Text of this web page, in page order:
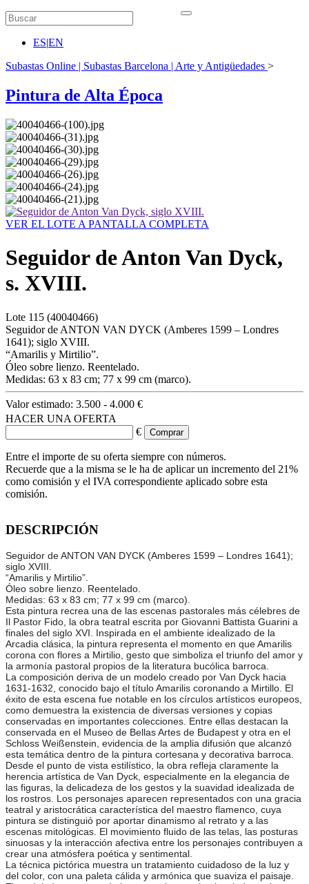
ES|EN
Subastas Online | Subastas Barcelona | Arte y Antigüedades >
Pintura de Alta Época
VER EL LOTE A PANTALLA COMPLETA
Seguidor de Anton Van Dyck,
s. XVIII.
Lote 115 (40040466)
Seguidor de ANTON VAN DYCK (Amberes 1599 – Londres
1641); siglo XVIII.
“Amarilis y Mirtilio”.
Óleo sobre lienzo. Reentelado.
Medidas: 63 x 83 cm; 77 x 99 cm (marco).
Valor estimado: 3.500 - 4.000 €
HACER UNA OFERTA
€
Entre el importe de su oferta siempre con números.
Recuerde que a la misma se le ha de aplicar un incremento del 21%
como comisión y el IVA correspondiente aplicado sobre esta
comisión.
DESCRIPCIÓN
Seguidor de ANTON VAN DYCK (Amberes 1599 – Londres 1641);
siglo XVIII.
“Amarilis y Mirtilio”.
Óleo sobre lienzo. Reentelado.
Medidas: 63 x 83 cm; 77 x 99 cm (marco).
Esta pintura recrea una de las escenas pastorales más célebres de
Il Pastor Fido, la obra teatral escrita por Giovanni Battista Guarini a
finales del siglo XVI. Inspirada en el ambiente idealizado de la
Arcadia clásica, la pintura representa el momento en que Amarilis
corona con flores a Mirtilio, gesto que simboliza el triunfo del amor y
la armonía pastoral propios de la literatura bucólica barroca.
La composición deriva de un modelo creado por Van Dyck hacia
1631-1632, conocido bajo el título Amarilis coronando a Mirtillo. El
éxito de esta escena fue notable en los círculos artísticos europeos,
como demuestra la existencia de diversas versiones y copias
conservadas en importantes colecciones. Entre ellas destacan la
conservada en el Museo de Bellas Artes de Budapest y otra en el
Schloss Weißenstein, evidencia de la amplia difusión que alcanzó
esta temática dentro de la pintura cortesana y decorativa barroca.
Desde el punto de vista estilístico, la obra refleja claramente la
herencia artística de Van Dyck, especialmente en la elegancia de
las figuras, la delicadeza de los gestos y la suavidad idealizada de
los rostros. Los personajes aparecen representados con una gracia
teatral y aristocrática característica del maestro flamenco, cuya
pintura se distinguió por aportar dinamismo al retrato y a las
escenas mitológicas. El movimiento fluido de las telas, las posturas
sinuosas y la interacción afectiva entre los personajes contribuyen a
crear una atmósfera poética y sentimental.
La técnica pictórica muestra un tratamiento cuidadoso de la luz y
del color, con una paleta cálida y armónica que suaviza el paisaje.